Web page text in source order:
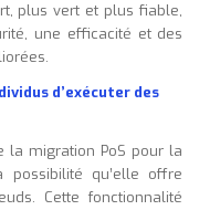
plus vert et plus fiable,
une efficacité et des
d’exécuter des
la migration PoS pour la
possibilité qu’elle offre
Cette fonctionnalité